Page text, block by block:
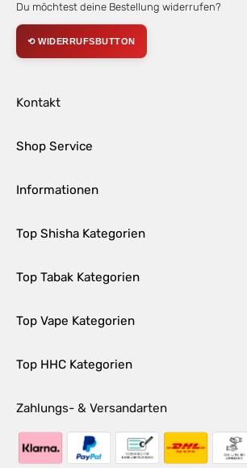
Du möchtest deine Bestellung widerrufen?
⟲ WIDERRUFSBUTTON
Kontakt
Shop Service
Informationen
Top Shisha Kategorien
Top Tabak Kategorien
Top Vape Kategorien
Top HHC Kategorien
Zahlungs- & Versandarten